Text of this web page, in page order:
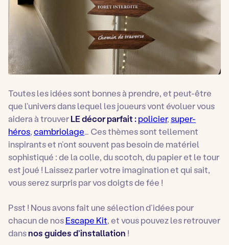
Toutes les idées sont bonnes à prendre, et peut-être
que l’univers dans lequel les joueurs vont évoluer vous
aidera à trouverLE décor parfait :policier,super-
héros,cambriolage… Ces thèmes sont tellement
inspirants et n’ont souvent pas besoin de matériel
sophistiqué : de la colle, du scotch, du papier et le tour
est joué ! Laissez parler votre imagination et qui sait,
vous serez surpris par vos doigts de fée !
Psst ! Nous avons fait une sélection d’idées pour
chacun de nosEscape Kit, et vous pouvez les retrouver
dansnos guides d’installation !